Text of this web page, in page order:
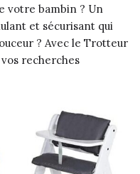
votre bambin ? Un
et sécurisant qui
? Avec le Trotteur
recherches